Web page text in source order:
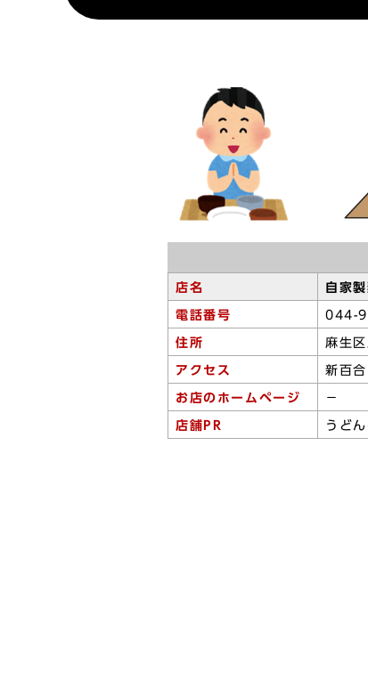
店名 自家
電話番号 044-
住所 麻生
アクセス 新百
お店のホームページ －
店舗PR うど